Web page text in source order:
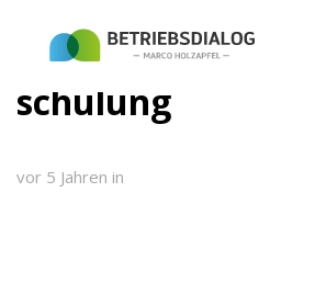
überspringen
primären
springen
springen
schulung
vor 5 Jahren in